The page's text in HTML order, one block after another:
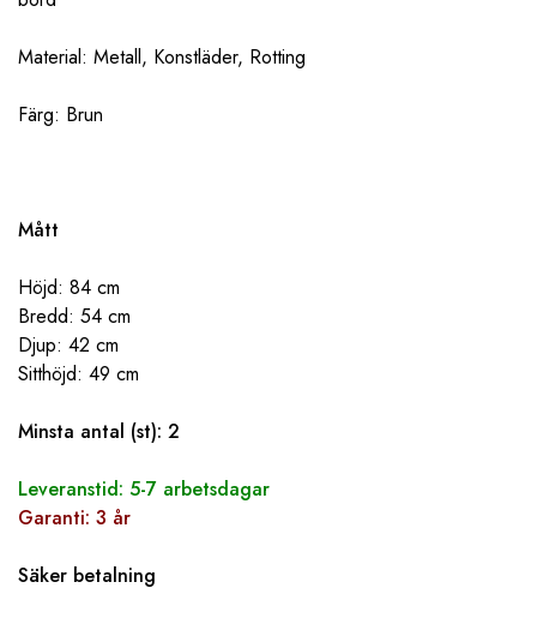
Material: Metall, Konstläder, Rotting
Färg: Brun
Mått
Höjd: 84 cm
Bredd: 54 cm
Djup: 42 cm
Sitthöjd: 49 cm
Minsta antal (st): 2
Leveranstid: 5-7 arbetsdagar
Garanti: 3 år
Säker betalning